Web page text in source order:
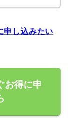
申し込みたい
お得に申